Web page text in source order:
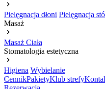
Pielęgnacja dłoni Pielęgnacja
Masaż
Masaż Ciała
Stomatologia estetyczna
Higiena Wybielanie
CennikPakietyKlub strefy